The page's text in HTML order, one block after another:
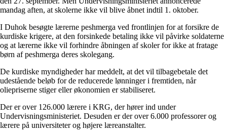
mandag aften, at skolerne ikke vil blive åbnet indtil 1. oktober.
I Duhok besøgte lærerne peshmerga ved frontlinjen for at forsikre de
kurdiske krigere, at den forsinkede betaling ikke vil påvirke soldaterne
og at lærerne ikke vil forhindre åbningen af skoler for ikke at fratage
børn af peshmerga deres skolegang.
De kurdiske myndigheder har meddelt, at det vil tilbagebetale det
udestående beløb for de reducerede lønninger i fremtiden, når
oliepriserne stiger eller økonomien er stabiliseret.
Der er over 126.000 lærere i KRG, der hører ind under
Undervisningsministeriet. Desuden er der over 6.000 professorer og
lærere på universiteter og højere læreanstalter.